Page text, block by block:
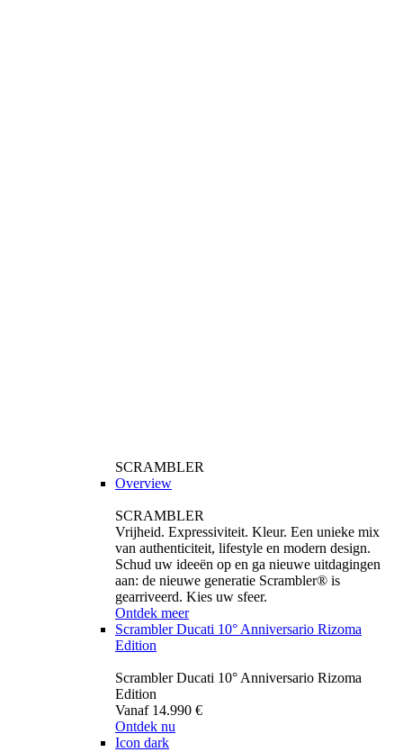
SCRAMBLER
Overview
SCRAMBLER
Vrijheid. Expressiviteit. Kleur. Een unieke mix
van authenticiteit, lifestyle en modern design.
Schud uw ideeën op en ga nieuwe uitdagingen
aan: de nieuwe generatie Scrambler® is
gearriveerd. Kies uw sfeer.
Ontdek meer
Scrambler Ducati 10° Anniversario Rizoma
Edition
Scrambler Ducati 10° Anniversario Rizoma
Edition
Vanaf 14.990 €
Ontdek nu
Icon dark